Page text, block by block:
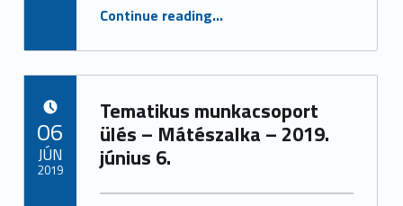
m
i
n
Continue reading“Közösségi Együttműködést erősítő rendezvény – Ibrány – 2019. június 21.”
…
Tematikus munkacsoport
ülés – Mátészalka – 2019.
június 6.
06
JÚN
2019